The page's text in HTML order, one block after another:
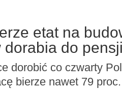
etat na
dorabia do
dorobić co czwarty
bierze nawet 79